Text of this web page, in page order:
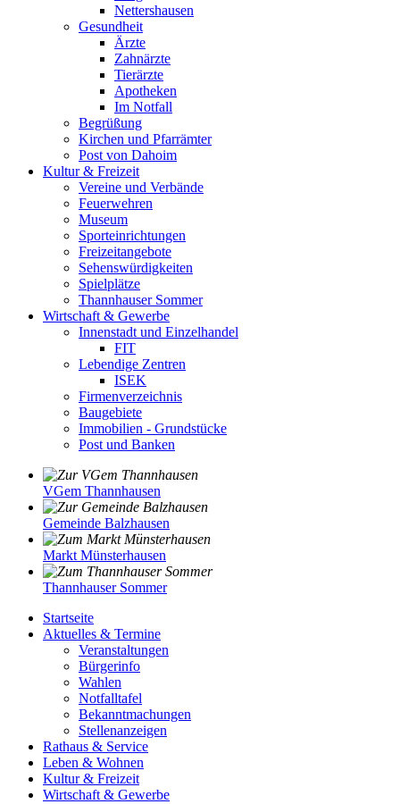
Nettershausen
Gesundheit
Ärzte
Zahnärzte
Tierärzte
Apotheken
Im Notfall
Begrüßung
Kirchen und Pfarrämter
Post von Dahoim
Kultur & Freizeit
Vereine und Verbände
Feuerwehren
Museum
Sporteinrichtungen
Freizeitangebote
Sehenswürdigkeiten
Spielplätze
Thannhauser Sommer
Wirtschaft & Gewerbe
Innenstadt und Einzelhandel
FIT
Lebendige Zentren
ISEK
Firmenverzeichnis
Baugebiete
Immobilien - Grundstücke
Post und Banken
VGem Thannhausen
Gemeinde Balzhausen
Markt Münsterhausen
Thannhauser Sommer
Startseite
Aktuelles & Termine
Veranstaltungen
Bürgerinfo
Wahlen
Notfalltafel
Bekanntmachungen
Stellenanzeigen
Rathaus & Service
Leben & Wohnen
Kultur & Freizeit
Wirtschaft & Gewerbe